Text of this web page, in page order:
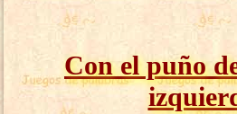
Con el puño